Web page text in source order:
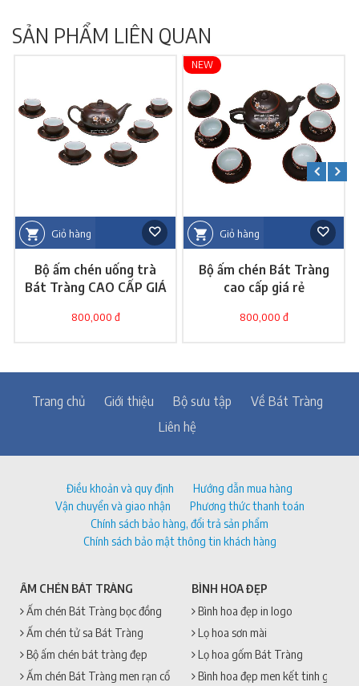
SẢN PHẨM LIÊN QUAN
Giỏ hàng
Bộ ấm chén uống trà
Bát Tràng CAO CẤP GIÁ
800,000 đ
Giỏ hàng
NEW
Bộ ấm chén Bát Tràng
cao cấp giá rẻ
800,000 đ
Trang chủ Giới thiệu Bộ sưu tập
Về Bát Tràng
Liên hệ
Điều khoản và quy định
Hướng dẫn mua hàng
Vận chuyển và giao nhận
Phương thức thanh toán
Chính sách bảo hàng, đổi trả sản phẩm
Chính sách bảo mật thông tin khách hàng
ẤM CHÉN BÁT TRÀNG
Ấm chén Bát Tràng bọc đồng
Ấm chén tử sa Bát Tràng
Bộ ấm chén bát tràng đẹp
Ấm chén Bát Tràng men rạn cổ
BÌNH HOA ĐẸP
Bình hoa đẹp in logo
Lọ hoa sơn mài
Lọ hoa gốm Bát Tràng
Bình hoa đẹp men kết tinh gốm